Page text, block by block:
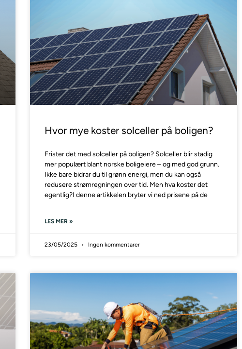
Hvor mye koster solceller på boligen?
Frister det med solceller på boligen? Solceller blir stadig
mer populært blant norske boligeiere – og med god grunn.
Ikke bare bidrar du til grønn energi, men du kan også
redusere strømregningen over tid. Men hva koster det
egentlig?I denne artikkelen bryter vi ned prisene på de
LES MER »
23/05/2025 Ingen kommentarer